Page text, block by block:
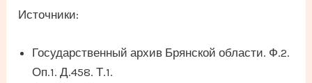
Источники:
Государственный архив Брянской области. Ф.2.
Оп.1. Д.458. Т.1.